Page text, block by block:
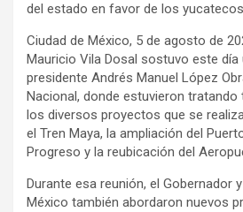
del estado en favor de los
Ciudad de México, 5 de agosto de
Mauricio Vila Dosal sostuvo este
presidente Andrés Manuel López
Nacional, donde estuvieron
los diversos proyectos que se
el Tren Maya, la ampliación del
Progreso y la reubicación del
Durante esa reunión, el Gobernador
México también abordaron nuevos